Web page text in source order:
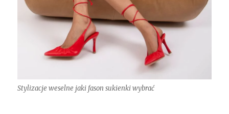
Stylizacje weselne jaki fason sukienki wybrać